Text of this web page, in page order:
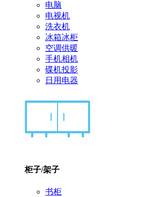
电脑
电视机
洗衣机
冰箱冰柜
空调供暖
手机相机
碟机投影
日用电器
柜子/架子
书柜